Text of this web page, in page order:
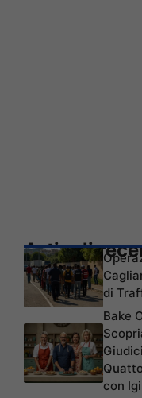
Articoli
di
Bake
con